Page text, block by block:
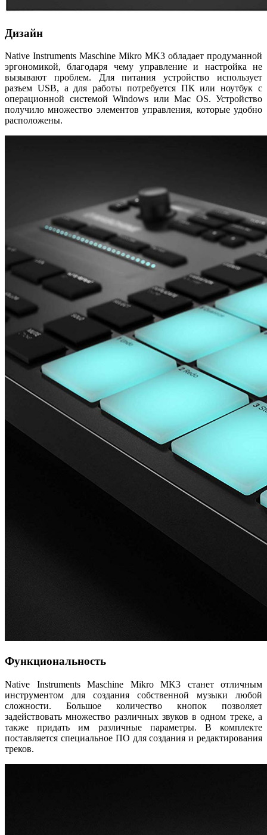
Дизайн
Native Instruments Maschine Mikro MK3 обладает продуманной
эргономикой, благодаря чему управление и настройка не
вызывают проблем. Для питания устройство использует
разъем USB, а для работы потребуется ПК или ноутбук с
операционной системой Windows или Mac OS. Устройство
получило множество элементов управления, которые удобно
расположены.
Функциональность
Native Instruments Maschine Mikro MK3 станет отличным
инструментом для создания собственной музыки любой
сложности. Большое количество кнопок позволяет
задействовать множество различных звуков в одном треке, а
также придать им различные параметры. В комплекте
поставляется специальное ПО для создания и редактирования
треков.